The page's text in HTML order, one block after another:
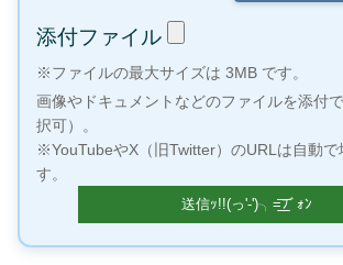
添付ファイル
※ファイルの最大サイズは 3MB です。
画像やドキュメントなどのファイルを添付
択可）。
※YouTubeやX（旧Twitter）のURLは自動で
す。